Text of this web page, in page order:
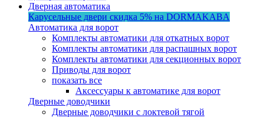
Дверная автоматика
Карусельные двери скидка 5% на DORMAKABA
Автоматика для ворот
Комплекты автоматики для откатных ворот
Комплекты автоматики для распашных ворот
Комплекты автоматики для секционных ворот
Приводы для ворот
показать все
Аксессуары к автоматике для ворот
Дверные доводчики
Дверные доводчики с локтевой тягой